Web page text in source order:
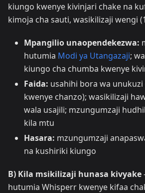
kiungo kwenye kivinjari chake na
kimoja cha sauti, wasikilizaji wengi
Mpangilio unaopendekezwa:
hutumia Modi ya Utangazaji;
kiungo cha chumba kwenye
Faida: usahihi bora wa
kwenye chanzo); wasikilizaji
wala usajili; mzungumzaji
kila mtu
Hasara: mzungumzaji
na kushiriki kiungo
B) Kila msikilizaji hunasa kivyake
hutumia Whisperr kwenye kifaa